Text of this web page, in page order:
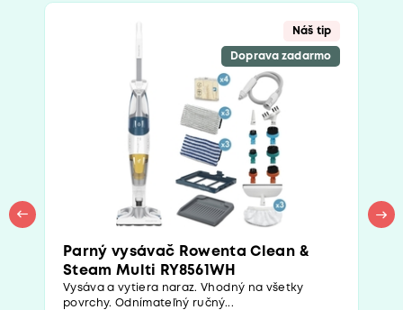
Náš tip
Doprava zadarmo
Parný vysávač Rowenta Clean &
Steam Multi RY8561WH
Vysáva a vytiera naraz. Vhodný na všetky
povrchy. Odnímateľný ručný...